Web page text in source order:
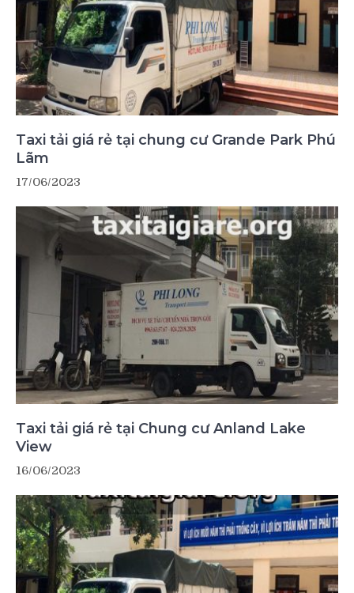
Taxi tải giá rẻ tại chung cư Grande Park Phú
Lãm
17/06/2023
Taxi tải giá rẻ tại Chung cư Anland Lake
View
16/06/2023